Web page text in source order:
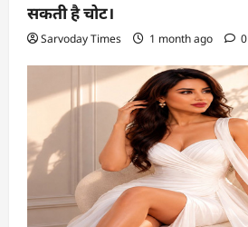
सकती है चोट।
Sarvoday Times 1 month ago 0